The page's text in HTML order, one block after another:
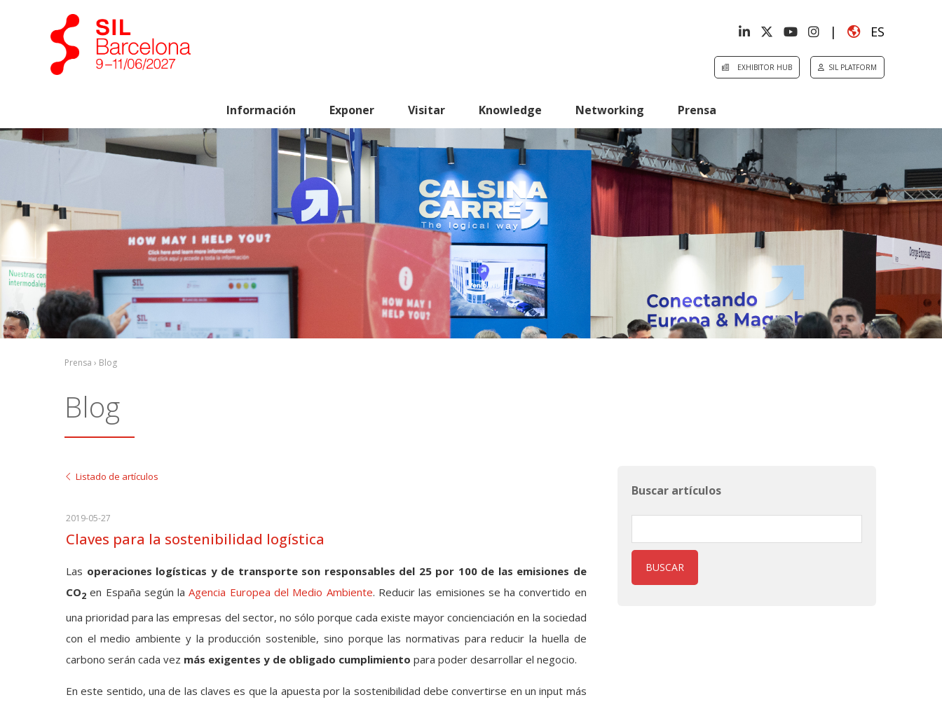
| ES
EXHIBITOR HUB SIL PLATFORM
Información Exponer Visitar Knowledge Networking Prensa
Prensa › Blog
Blog
Listado de artículos
2019-05-27
Claves para la sostenibilidad logística
Las operaciones logísticas y de transporte son responsables del 25 por 100 de las emisiones de
CO2 en España según laAgencia Europea del Medio Ambiente. Reducir las emisiones se ha convertido en
una prioridad para las empresas del sector, no sólo porque cada existe mayor concienciación en la sociedad
con el medio ambiente y la producción sostenible, sino porque las normativas para reducir la huella de
carbono serán cada vez más exigentes y de obligado cumplimiento para poder desarrollar el negocio.
En este sentido, una de las claves es que la apuesta por la sostenibilidad debe convertirse en un input más
Buscar artículos
BUSCAR